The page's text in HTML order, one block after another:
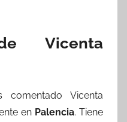
Vicenta
Vicenta
en Palencia. Tiene